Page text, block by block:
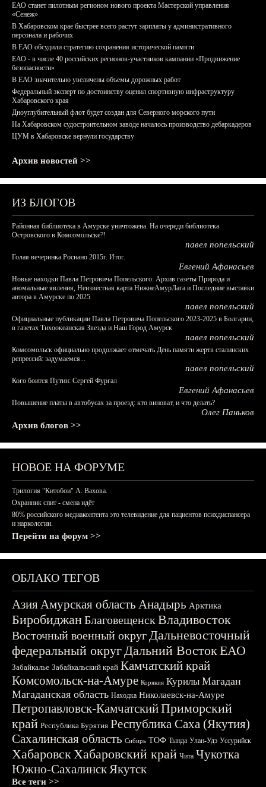
ЕАО станет пилотным регионом нового проекта Мастерской управления
«Сенеж»
В Хабаровском крае быстрее всего растут зарплаты у административного
персонала и рабочих
В ЕАО обсудили стратегию сохранения исторической памяти
ЕАО - в числе 40 российских регионов-участников кампании «Продвижение
безопасности»
В ЕАО значительно увеличены объемы дорожных работ
Федеральный эксперт по достоинству оценил спортивную инфраструктуру
Хабаровского края
Дноуглубительный флот будет создан для Северного морского пути
На Хабаровском судостроительном заводе началось производство дебаркадеров
ЦУМ в Хабаровске вернули государству
Архив новостей >>
ИЗ БЛОГОВ
Районная библиотека в Амурске уничтожена. На очереди библиотека
Островского в Комсомольске?!
павел попельский
Голая вечеринка Роснано 2015г. Итог.
Евгений Афанасьев
Новые находки Павла Петровича Попельского: Архив газеты Природа и
аномальные явления, Неизвестная карта НижнеАмурЛага и Последние выставки
автора в Амурске по 2025
павел попельский
Официальные публикации Павла Петровича Попельского 2023-2025 в Болгарии,
в газетах Тихоокеанская Звезда и Наш Город Амурск
павел попельский
Комсомольск официально продолжает отмечать День памяти жертв сталинских
репрессий: задумаемся...
павел попельский
Кого боится Путин: Сергей Фургал
Евгений Афанасьев
Повышение платы в автобусах за проезд: кто виноват, и что делать?
Олег Паньков
Архив блогов >>
НОВОЕ НА ФОРУМЕ
Трилогия "Китобои" А. Вахова.
Охранник спит - смена идёт
80% российского медиаконтента это телевидение для пациентов психдиспансера
и наркологии.
Перейти на форум >>
ОБЛАКО ТЕГОВ
АзияАмурская область Анадырь Арктика
БиробиджанБлаговещенскВладивосток
Восточный военный округДальневосточный
федеральный округДальний ВостокЕАО
Забайкалье Забайкальский край Камчатский край
Комсомольск-на-Амуре Корякия Курилы Магадан
Магаданская область Находка Николаевск-на-Амуре
Петропавловск-КамчатскийПриморский
край Республика Бурятия Республика Саха (Якутия)
Сахалинская область Сибирь ТОФ Тында Улан-Удэ Уссурийск
ХабаровскХабаровский край Чита Чукотка
Южно-СахалинскЯкутск
Все теги >>